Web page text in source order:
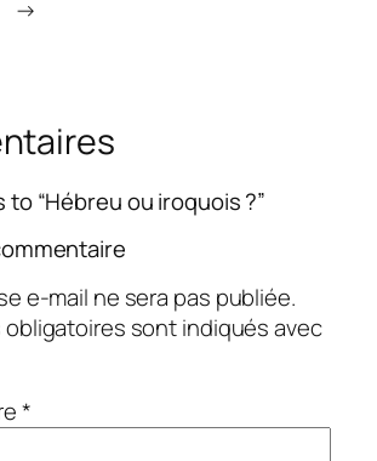
→
“Hébreu ou iroquois ?”
e-mail ne sera pas publiée.
obligatoires sont indiqués avec
*